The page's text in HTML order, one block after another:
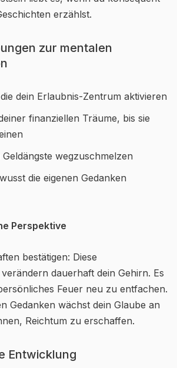
erzählst.
zur mentalen
dein Erlaubnis-Zentrum aktivieren
finanziellen Träume, bis sie
wegzuschmelzen
die eigenen Gedanken
Perspektive
bestätigen: Diese
dauerhaft dein Gehirn. Es
Feuer neu zu entfachen.
Gedanken wächst dein Glaube an
Reichtum zu erschaffen.
Entwicklung